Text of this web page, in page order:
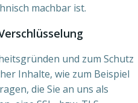
machbar ist.
und zum Schutz
Inhalte, wie zum Beispiel
die Sie an uns als